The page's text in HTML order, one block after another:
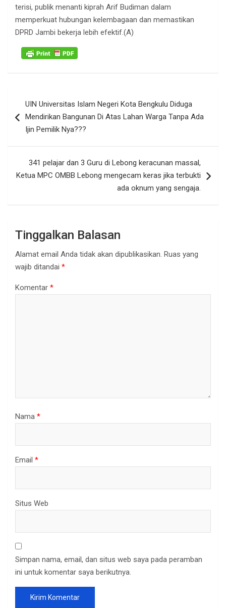
terisi, publik menanti kiprah Arif Budiman dalam
memperkuat hubungan kelembagaan dan memastikan
DPRD Jambi bekerja lebih efektif.(A)
posUIN Universitas Islam Negeri Kota Bengkulu Diduga
Mendirikan Bangunan Di Atas Lahan Warga Tanpa Ada
Ijin Pemilik Nya???
341 pelajar dan 3 Guru di Lebong keracunan massal,
Ketua MPC OMBB Lebong mengecam keras jika terbukti
ada oknum yang sengaja.
Tinggalkan Balasan
Alamat email Anda tidak akan dipublikasikan. Ruas yang
wajib ditandai *
Komentar *
Nama *
Email *
Situs Web
Simpan nama, email, dan situs web saya pada peramban
ini untuk komentar saya berikutnya.